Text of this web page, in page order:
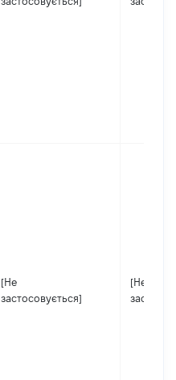
[Не
застосовується]
[Не